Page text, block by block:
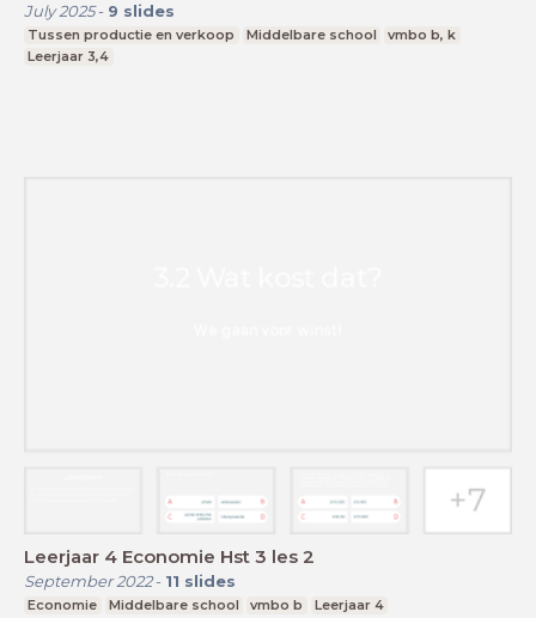
July 2025- 9 slides
Tussen productie en verkoop Middelbare school
vmbo b, k
Leerjaar 3,4
Leerjaar 4 Economie Hst 3 les 2
September 2022- 11 slides
Economie Middelbare school vmbo b Leerjaar 4